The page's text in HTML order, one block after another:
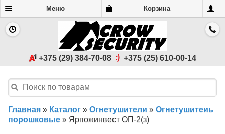
Меню Корзина
+375 (29) 384-70-08 +375 (25) 610-00-14
Главная » Каталог » Огнетушители » Огнетушитеиь
порошковые » Ярпожинвест ОП-2(з)